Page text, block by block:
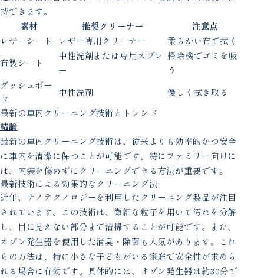
持できます。
素材
推奨クリーナー
注意点
レザーシート
レザー専用クリーナー
柔らかい布で拭く
布製シート
中性洗剤または専用スプレ
ー
掃除機でゴミを吸
う
ダッシュボー
ド
中性洗剤
優しく拭き取る
最新の車内クリーニング技術とトレンド
結論
最新の車内クリーニング技術は、従来よりも効率的かつ安全
に車内を清潔に保つことが可能です。特にファミリー向けに
は、内装を傷めずにクリーニングできる方法が重要です。
最新技術による効果的なクリーニング法
近年、ナノテクノロジーを利用したクリーニング製品が注目
されています。この技術は、微細な粒子を用いて汚れを分解
し、目に見えない部分まで清掃することが可能です。また、
オゾン発生器を使用した消臭・除菌も人気があります。これ
らの方法は、特に小さな子どもがいる家庭で安全性が求めら
れる場合に有効です。具体的には、オゾン発生器は約30分で